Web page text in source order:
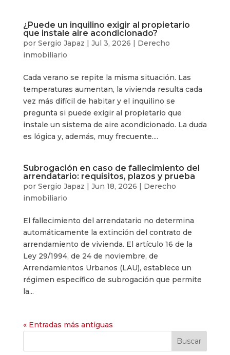
¿Puede un inquilino exigir al propietario
que instale aire acondicionado?
por Sergio Japaz | Jul 3, 2026 | Derecho
inmobiliario
Cada verano se repite la misma situación. Las
temperaturas aumentan, la vivienda resulta cada
vez más difícil de habitar y el inquilino se
pregunta si puede exigir al propietario que
instale un sistema de aire acondicionado. La duda
es lógica y, además, muy frecuente....
Subrogación en caso de fallecimiento del
arrendatario: requisitos, plazos y prueba
por Sergio Japaz | Jun 18, 2026 | Derecho
inmobiliario
El fallecimiento del arrendatario no determina
automáticamente la extinción del contrato de
arrendamiento de vivienda. El artículo 16 de la
Ley 29/1994, de 24 de noviembre, de
Arrendamientos Urbanos (LAU), establece un
régimen específico de subrogación que permite
la...
« Entradas más antiguas